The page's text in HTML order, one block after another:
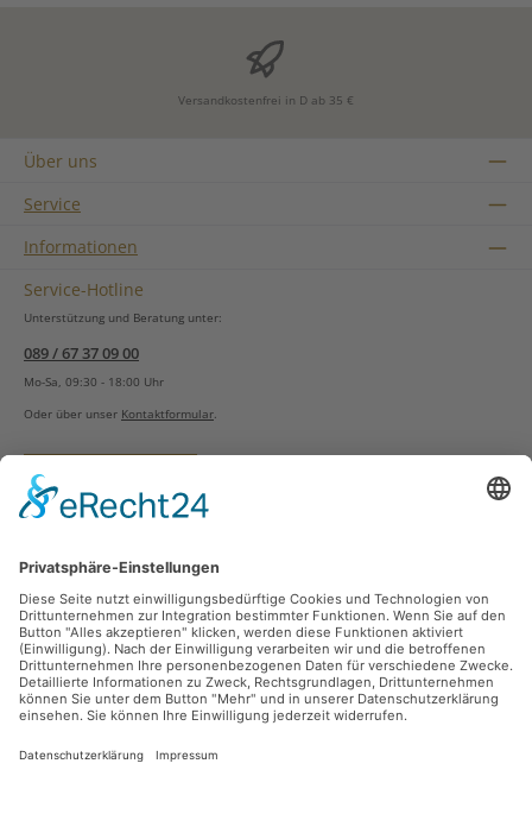
Versandkostenfrei in D ab 35 €
Über uns
Service
Informationen
Service-Hotline
Unterstützung und Beratung unter:
089 / 67 37 09 00
Mo-Sa, 09:30 - 18:00 Uhr
Oder über unser Kontaktformular.
Vertrag widerrufen
Zahlungsarten
Sicher Einkaufen
Ladengeschäft
Newsletter